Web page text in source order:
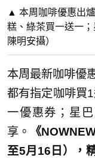
▲ 本周咖啡優惠出
糕、綠茶買一送一
陳明安攝）
本周最新咖啡優
都有指定咖啡買
一優惠券；星
享。
《
至5月16日），